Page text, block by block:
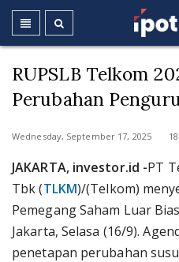
RUPSLB Telkom
Perubahan
Wednesday, September 17, 2025
JAKARTA, investor.id -PT
Tbk (TLKM)/(Telkom)
Pemegang Saham Luar
Jakarta, Selasa (16/9).
penetapan perubahan